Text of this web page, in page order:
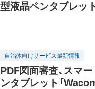
型液晶ペンタブレッ
自治体向けサービス最新情報
PDF図面審査、スマ
ンタブレット「